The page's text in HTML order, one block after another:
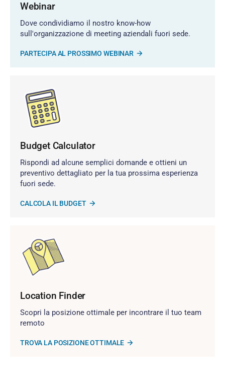
Webinar
Dove condividiamo il nostro know-how
sull'organizzazione di meeting aziendali fuori sede.
PARTECIPA AL PROSSIMO WEBINAR
Budget Calculator
Rispondi ad alcune semplici domande e ottieni un
preventivo dettagliato per la tua prossima esperienza
fuori sede.
CALCOLA IL BUDGET
Location Finder
Scopri la posizione ottimale per incontrare il tuo team
remoto
TROVA LA POSIZIONE OTTIMALE